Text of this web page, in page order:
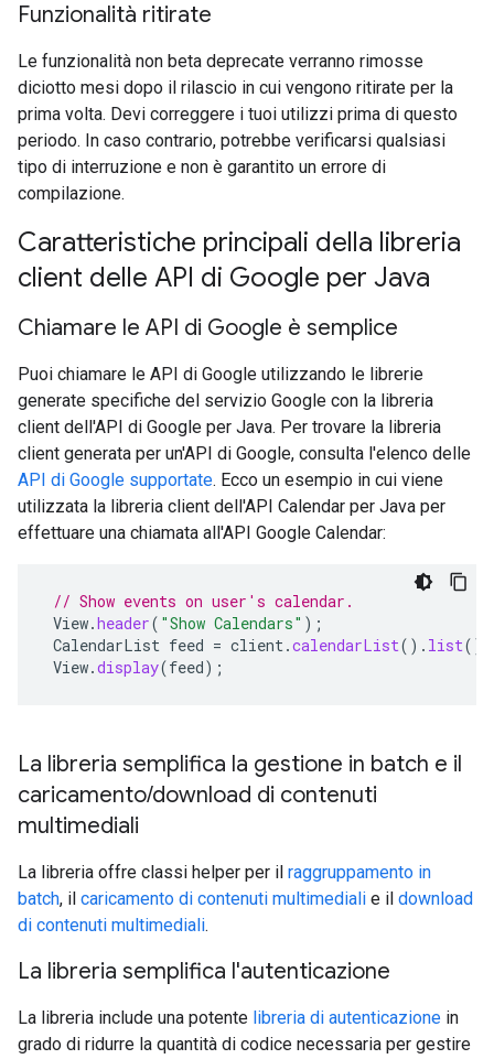
Funzionalità ritirate
Le funzionalità non beta deprecate verranno rimosse
diciotto mesi dopo il rilascio in cui vengono ritirate per la
prima volta. Devi correggere i tuoi utilizzi prima di questo
periodo. In caso contrario, potrebbe verificarsi qualsiasi
tipo di interruzione e non è garantito un errore di
compilazione.
Caratteristiche principali della libreria
client delle API di Google per Java
Chiamare le API di Google è semplice
Puoi chiamare le API di Google utilizzando le librerie
generate specifiche del servizio Google con la libreria
client dell'API di Google per Java. Per trovare la libreria
client generata per un'API di Google, consulta l'elenco delle
API di Google supportate. Ecco un esempio in cui viene
utilizzata la libreria client dell'API Calendar per Java per
effettuare una chiamata all'API Google Calendar:
// Show events on user's calendar.
View.header( "Show Calendars" );
CalendarList feed = client.calendarList(). list().
View.display(feed);
La libreria semplifica la gestione in batch e il
caricamento/download di contenuti
multimediali
La libreria offre classi helper per il raggruppamento in
batch, il caricamento di contenuti multimediali e il download
di contenuti multimediali.
La libreria semplifica l'autenticazione
La libreria include una potente libreria di autenticazione in
grado di ridurre la quantità di codice necessaria per gestire